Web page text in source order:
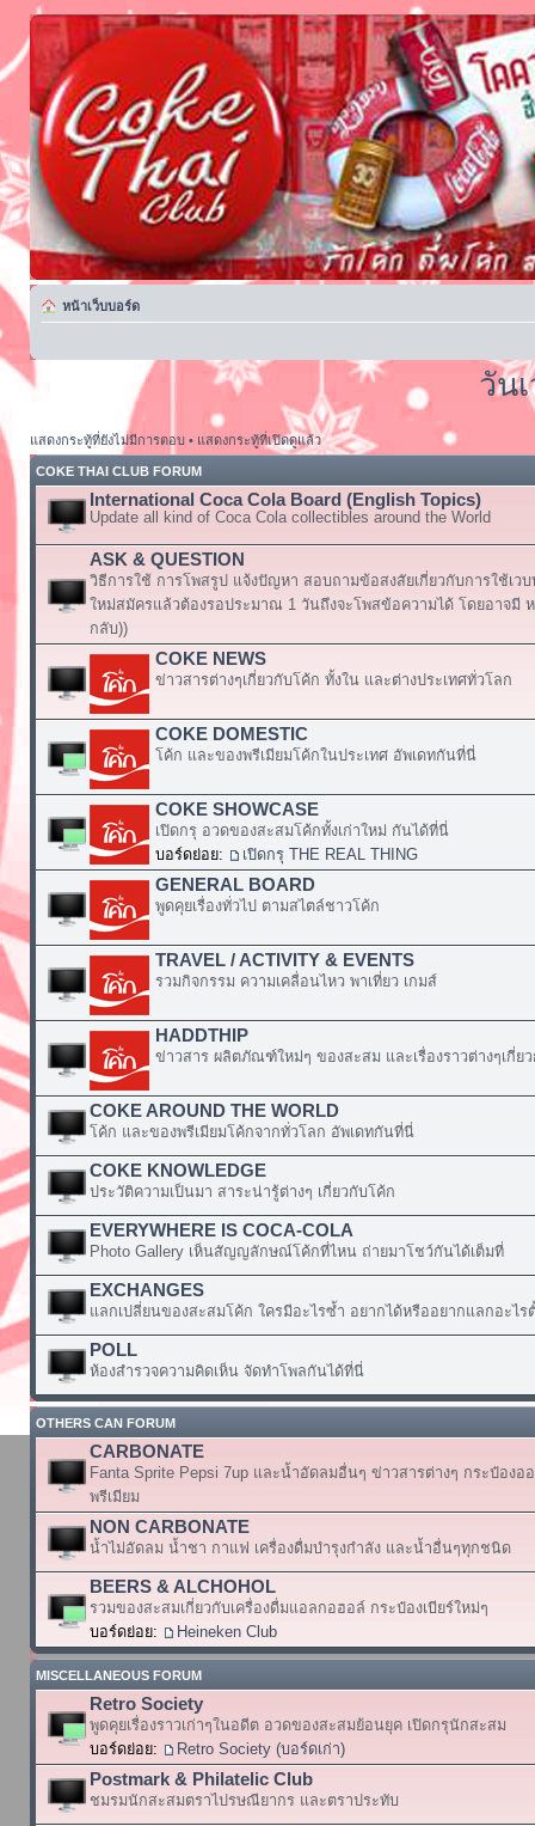
หน้าเว็บบอร์ด
วัน
แสดงกระทู้ที่ยังไม่มีการตอบ• แสดงกระทู้ที่เปิดดูแล้ว
COKE THAI CLUB FORUM
International Coca Cola Board (English Topics)
Update all kind of Coca Cola collectibles around the World
ASK & QUESTION
วิธีการใช้ การโพสรูป แจ้งปัญหา สอบถามข้อสงสัยเกี่ยวกับการใช้เว
ใหม่สมัครแล้วต้องรอประมาณ 1 วันถึงจะโพสข้อความได้ โดยอาจมี
กลับ))
COKE NEWS
ข่าวสารต่างๆเกี่ยวกับโค้ก ทั้งใน และต่างประเทศทั่วโลก
COKE DOMESTIC
โค้ก และของพรีเมียมโค้กในประเทศ อัพเดทกันที่นี่
COKE SHOWCASE
เปิดกรุ อวดของสะสมโค้กทั้งเก่าใหม่ กันได้ที่นี่
บอร์ดย่อย:
เปิดกรุ THE REAL THING
GENERAL BOARD
พูดคุยเรื่องทั่วไป ตามสไตล์ชาวโค้ก
TRAVEL / ACTIVITY & EVENTS
รวมกิจกรรม ความเคลื่อนไหว พาเที่ยว เกมส์
HADDTHIP
ข่าวสาร ผลิตภัณฑ์ใหม่ๆ ของสะสม และเรื่องราวต่างๆเกี่ย
COKE AROUND THE WORLD
โค้ก และของพรีเมียมโค้กจากทั่วโลก อัพเดทกันที่นี่
COKE KNOWLEDGE
ประวัติความเป็นมา สาระน่ารู้ต่างๆ เกี่ยวกับโค้ก
EVERYWHERE IS COCA-COLA
Photo Gallery เห็นสัญญลักษณ์โค้กที่ไหน ถ่ายมาโชว์กันได้เต็มที่
EXCHANGES
แลกเปลี่ยนของสะสมโค้ก ใครมีอะไรซ้ำ อยากได้หรืออยากแลกอะไร
POLL
ห้องสำรวจความคิดเห็น จัดทำโพลกันได้ที่นี่
OTHERS CAN FORUM
CARBONATE
Fanta Sprite Pepsi 7up และน้ำอัดลมอื่นๆ ข่าวสารต่างๆ กระป๋องอ
พรีเมียม
NON CARBONATE
น้ำไม่อัดลม น้ำชา กาแฟ เครื่องดื่มบำรุงกำลัง และน้ำอื่นๆทุกชนิด
BEERS & ALCHOHOL
รวมของสะสมเกี่ยวกับเครื่องดื่มแอลกอฮอล์ กระป๋องเบียร์ใหม่ๆ
บอร์ดย่อย:
Heineken Club
MISCELLANEOUS FORUM
Retro Society
พูดคุยเรื่องราวเก่าๆในอดีต อวดของสะสมย้อนยุค เปิดกรุนักสะสม
บอร์ดย่อย:
Retro Society (บอร์ดเก่า)
Postmark & Philatelic Club
ชมรมนักสะสมตราไปรษณียากร และตราประทับ